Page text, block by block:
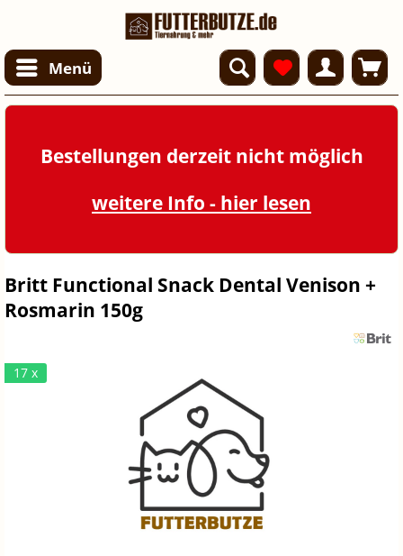
Menü
Bestellungen derzeit nicht möglich
weitere Info - hier lesen
Britt Functional Snack Dental Venison +
Rosmarin 150g
17 x